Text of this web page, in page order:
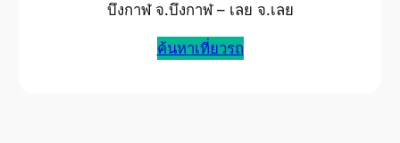
บึงกาฬ จ.บึงกาฬ – เลย จ.เลย
ค้นหาเที่ยวรถ